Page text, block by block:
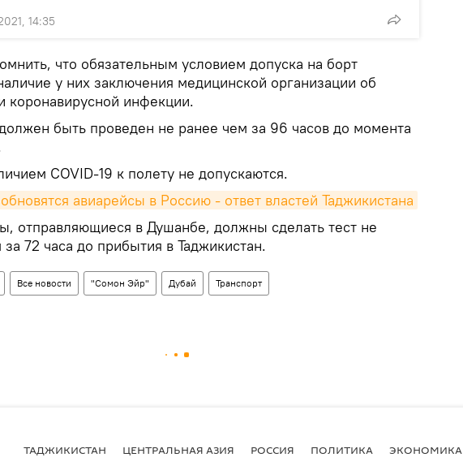
14:35
что обязательным условием допуска на борт
у них заключения медицинской организации об
коронавирусной инфекции.
быть проведен не ранее чем за 96 часов до момента
COVID-19 к полету не допускаются.
авиарейсы в Россию - ответ властей Таджикистана
отправляющиеся в Душанбе, должны сделать тест не
72 часа до прибытия в Таджикистан.
Все новости "Сомон Эйр" Дубай Транспорт
ТАДЖИКИСТАН ЦЕНТРАЛЬНАЯ АЗИЯ РОССИЯ ПОЛИТИКА ЭКОНОМИКА